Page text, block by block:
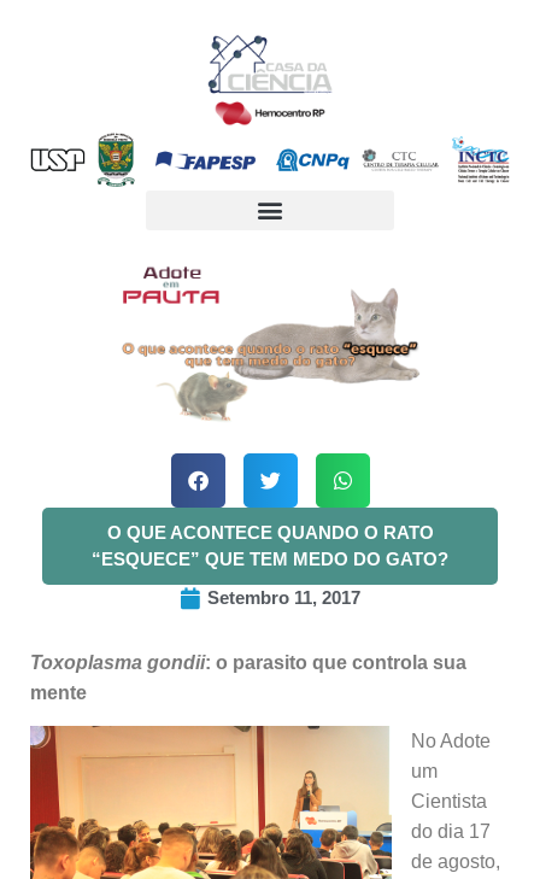
O QUE ACONTECE QUANDO O RATO
“ESQUECE” QUE TEM MEDO DO GATO?
Setembro 11, 2017
Toxoplasma gondii: o parasito que controla sua
mente
No Adote
um
Cientista
do dia 17
de agosto,